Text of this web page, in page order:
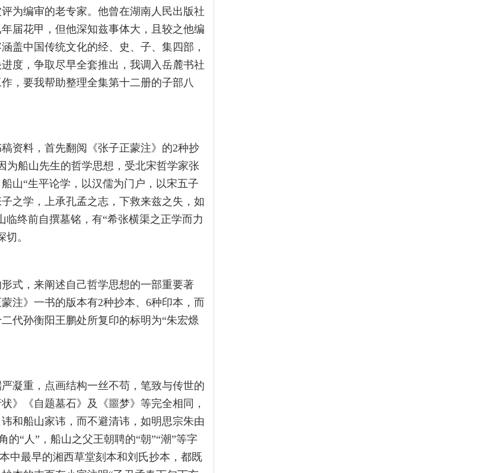
为编审的老专家。他曾在湖南人民出版社
届花甲，但他深知兹事体大，且较之他编
盖中国传统文化的经、史、子、集四部，
度，争取尽早全套推出，我调入岳麓书社
，要我帮助整理全集第十二册的子部八
资料，首先翻阅《张子正蒙注》的2种抄
为船山先生的哲学思想，受北宋哲学家张
山“生平论学，以汉儒为门户，以宋五子
之学，上承孔孟之志，下救来兹之失，如
终前自撰墓铭，有“希张横渠之正学而力
。
式，来阐述自己哲学思想的一部重要著
注》一书的版本有2种抄本、6种印本，而
代孙衡阳王鹏处所复印的标明为“朱宏燝
凝重，点画结构一丝不苟，笔致与传世的
》《自题墓石》及《噩梦》等完全相同，
和船山家讳，而不避清讳，如明思宗朱由
的“人”，船山之父王朝聘的“朝”“潮”等字
中最早的湘西草堂刻本和刘氏抄本，都既